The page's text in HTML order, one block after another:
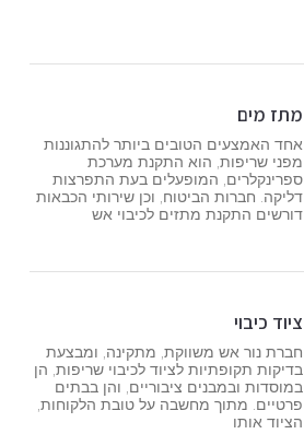
מתז מים
אחד האמצעים הטובים ביותר להתגוננות
מפני שריפות, הוא התקנת מערכת
ספרינקלרים, המופעלים בעת התפרצות
דליקה. חברות הביטוח, וכן שירותי הכבאות
דורשים התקנת מתזים לכיבוי אש
ציוד כיבוי
חברת נור אש משווקת, מתקינה, ומבצעת
בדיקות תקופתיות לציוד לכיבוי שריפות, הן
במוסדות ובמבנים ציבוריים, והן בבתים
פרטיים. מתוך מחשבה על טובת הלקוחות,
הציוד אותו